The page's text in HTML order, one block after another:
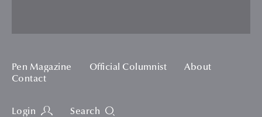
Pen Magazine Official Columnist
About
Contact
Login Search